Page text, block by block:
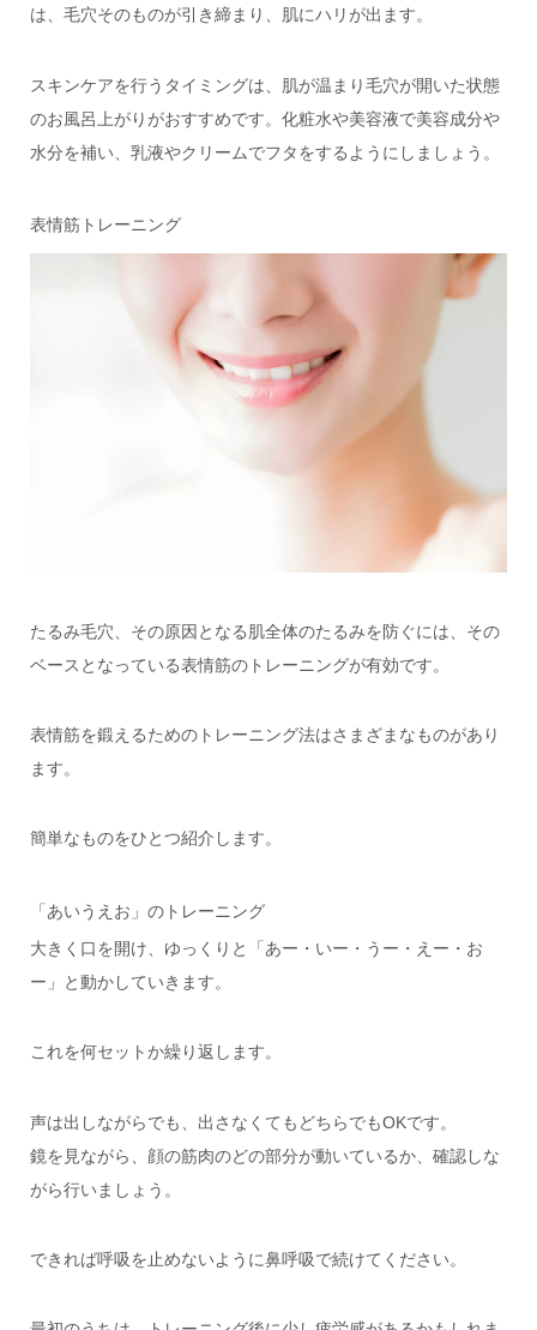
は、毛穴そのものが引き締まり、肌にハリが出ます。
スキンケアを行うタイミングは、肌が温まり毛穴が開いた状態
のお風呂上がりがおすすめです。化粧水や美容液で美容成分や
水分を補い、乳液やクリームでフタをするようにしましょう。
表情筋トレーニング
たるみ毛穴、その原因となる肌全体のたるみを防ぐには、その
ベースとなっている表情筋のトレーニングが有効です。
表情筋を鍛えるためのトレーニング法はさまざまなものがあり
ます。
簡単なものをひとつ紹介します。
「あいうえお」のトレーニング
大きく口を開け、ゆっくりと「あー・いー・うー・えー・お
ー」と動かしていきます。
これを何セットか繰り返します。
声は出しながらでも、出さなくてもどちらでもOKです。
鏡を見ながら、顔の筋肉のどの部分が動いているか、確認しな
がら行いましょう。
できれば呼吸を止めないように鼻呼吸で続けてください。